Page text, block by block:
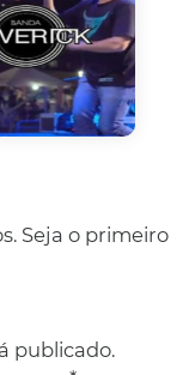
Seja o primeiro
publicado.